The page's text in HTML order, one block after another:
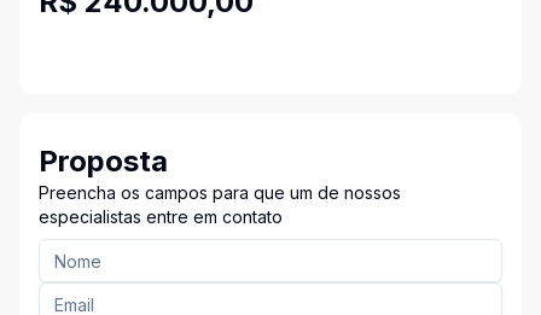
Proposta
Preencha os campos para que um de nossos
especialistas entre em contato